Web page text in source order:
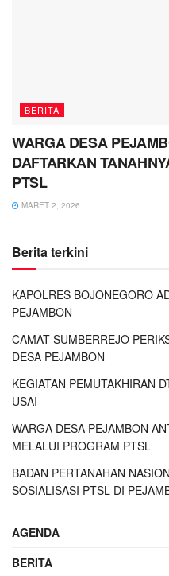
BERITA
WARGA DESA
DAFTARKAN
PTSL
MARET 2, 2026
Berita terkini
KAPOLRES BOJONEGORO
PEJAMBON
CAMAT SUMBERREJO
DESA PEJAMBON
KEGIATAN PEMUTAKHIRAN
USAI
WARGA DESA PEJAMBON
MELALUI PROGRAM PTSL
BADAN PERTANAHAN
SOSIALISASI PTSL DI
AGENDA
BERITA